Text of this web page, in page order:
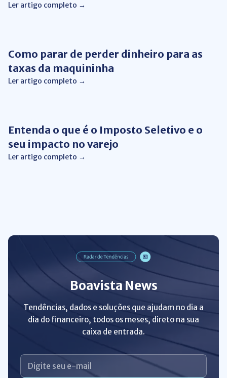
Ler artigo completo →
Como parar de perder dinheiro para as
taxas da maquininha
Ler artigo completo →
Entenda o que é o Imposto Seletivo e o
seu impacto no varejo
Ler artigo completo →
Boavista News
Tendências, dados e soluções que ajudam no dia a
dia do financeiro, todos os meses, direto na sua
caixa de entrada.